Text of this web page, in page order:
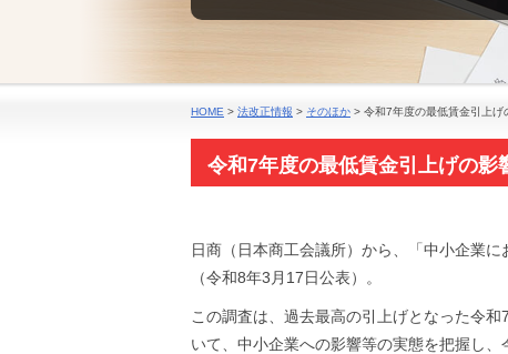
HOME > 法改正情報 > そのほか > 令和7年度の最低賃金引上げ
令和7年度の最低賃金引上げの影
日商（日本商工会議所）から、「中小企業
（令和8年3月17日公表）。
この調査は、過去最高の引上げとなった令
いて、中小企業への影響等の実態を把握し